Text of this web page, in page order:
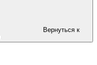
Вернуться к